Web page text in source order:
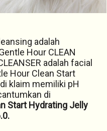
adalah
Hour CLEAN
adalah facial
Hour Clean Start
klaim memiliki pH
di
Start Hydrating Jelly